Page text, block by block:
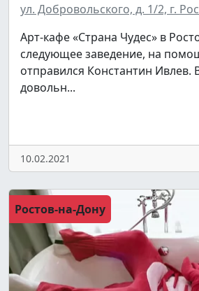
ул. Добровольского, д. 1/2, г.
Арт-кафе «Страна Чудес» в
следующее заведение, на
отправился Константин Ивлев.
довольн...
10.02.2021
Ростов-на-Дону